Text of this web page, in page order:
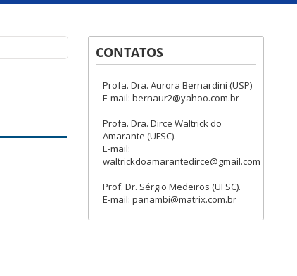
CONTATOS
Profa. Dra. Aurora Bernardini (USP)
E-mail: bernaur2@yahoo.com.br
Profa. Dra. Dirce Waltrick do
Amarante (UFSC).
E-mail:
waltrickdoamarantedirce@gmail.com
Prof. Dr. Sérgio Medeiros (UFSC).
E-mail: panambi@matrix.com.br